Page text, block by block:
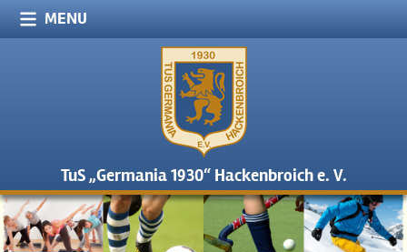
MENU
TuS „Germania 1930“ Hackenbroich e. V.